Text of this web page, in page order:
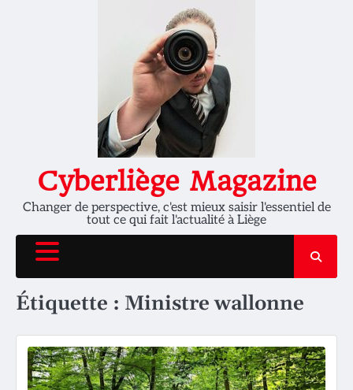
Cyberliège Magazine
Changer de perspective, c'est mieux saisir l'essentiel de
tout ce qui fait l'actualité à Liège
Étiquette : Ministre wallonne